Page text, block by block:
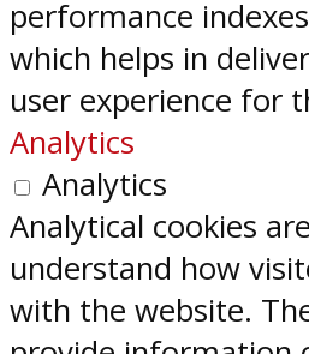
performance
which helps in
user experience for
Analytics
Analytics
Analytical cookies
understand how
with the website.